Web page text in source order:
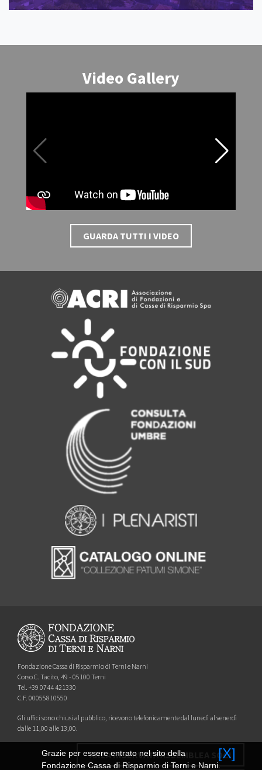
Video Gallery
GUARDA TUTTI I VIDEO
Fondazione Cassa di Risparmio di Terni e Narni
Corso C. Tacito, 49 - 05100 Terni
Tel. +39 0744 421330
C.F. 00055810550
Gli uffici sono chiusi al pubblico, ricevono telefonicamente dal lunedì al venerdì
dalle 11,00 alle 13,00.
AREA RISERVATA ASSEMBLEA SOCI
[X]
Grazie per essere entrato nel sito della
Fondazione Cassa di Risparmio di Terni e Narni.